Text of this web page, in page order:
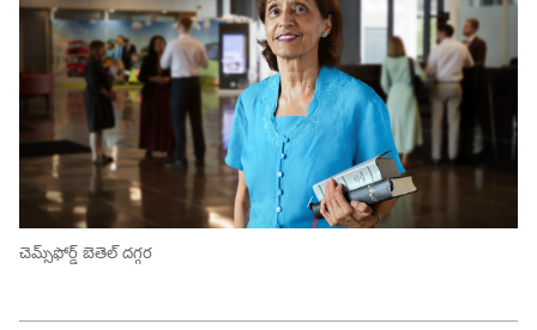
చెమ్స్‌ఫోర్డ్‌ బెతెల్‌ దగ్గర